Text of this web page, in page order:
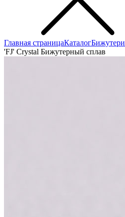
Главная страницаКаталог
'FJ' Сrystal Бижутерный сплав